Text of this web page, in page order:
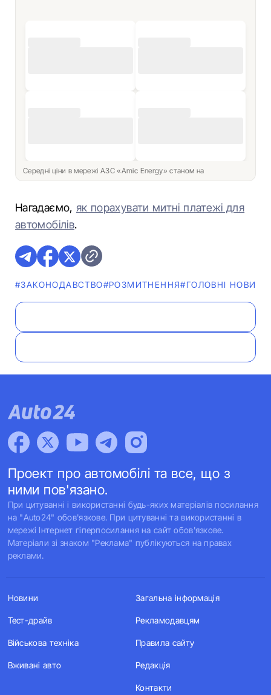
Середні ціни в мережі АЗС «Amic Energy» станом на
Нагадаємо, як порахувати митні платежі для
автомобілів.
#ЗАКОНОДАВСТВО#РОЗМИТНЕННЯ#ГОЛОВНІ НОВИНИ
Проект про автомобілі та все, що з
ними пов'язано.
При цитуванні і використанні будь-яких матеріалів посилання
на "Auto24" обов'язкове. При цитуванні та використанні в
мережі Інтернет гіперпосилання на сайт обов'язкове.
Матеріали зі знаком "Реклама" публікуються на правах
реклами.
Новини
Тест-драйв
Військова техніка
Вживані авто
Загальна інформація
Рекламодавцям
Правила сайту
Редакція
Контакти